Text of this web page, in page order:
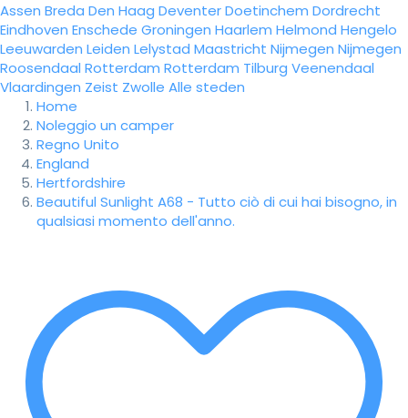
Assen Breda Den Haag DeventerDoetinchem Dordrecht
Eindhoven Enschede Groningen Haarlem Helmond Hengelo
Leeuwarden Leiden Lelystad Maastricht Nijmegen Nijmegen
Roosendaal Rotterdam Rotterdam Tilburg Veenendaal
Vlaardingen Zeist Zwolle Alle steden
Home
Noleggio un camper
Regno Unito
England
Hertfordshire
Beautiful Sunlight A68 - Tutto ciò di cui hai bisogno, in
qualsiasi momento dell'anno.